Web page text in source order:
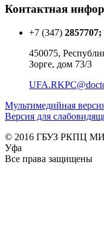
Контактная
+7 (347) 2857707;
450075,
Зорге, дом 73/3
Мультимедийная
Версия для
© 2016 ГБУЗ РКПЦ
Уфа
Все права защищены